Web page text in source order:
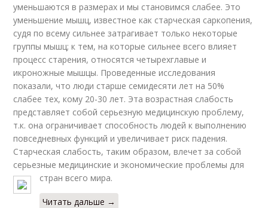
уменьшаются в размерах и мы становимся слабее. Это
уменьшение мышц, известное как старческая саркопения,
судя по всему сильнее затрагивает только некоторые
группы мышц; к тем, на которые сильнее всего влияет
процесс старения, относятся четырехглавые и
икроножные мышцы. Проведенные исследования
показали, что люди старше семидесяти лет на 50%
слабее тех, кому 20-30 лет. Эта возрастная слабость
представляет собой серьезную медицинскую проблему,
т.к. она ограничивает способность людей к выполнению
повседневных функций и увеличивает риск падения.
Старческая слабость, таким образом, влечет за собой
серьезные медицинские и экономические проблемы для
стран всего мира.
Читать дальше →